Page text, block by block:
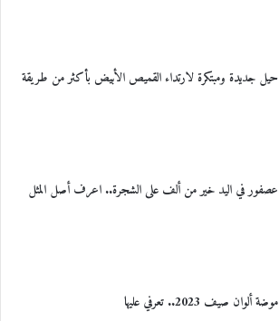
حيل جديدة ومبتكرة لارتداء القميص الأبيض بأكثر من طريقة
عصفور في اليد خير من ألف على الشجرة.. اعرف أصل المثل
موضة ألوان صيف 2023.. تعرفي عليها